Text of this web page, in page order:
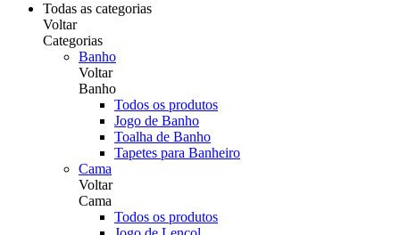
Todas as categorias
Voltar
Categorias
Banho
Voltar
Banho
Todos os produtos
Jogo de Banho
Toalha de Banho
Tapetes para Banheiro
Cama
Voltar
Cama
Todos os produtos